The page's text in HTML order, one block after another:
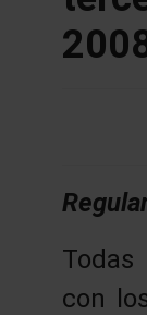
Todas
con